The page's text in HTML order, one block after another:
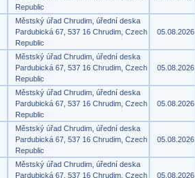
Republic
Městský úřad Chrudim, úřední deska
Pardubická 67, 537 16 Chrudim, Czech
Republic
05.08.2026
Městský úřad Chrudim, úřední deska
Pardubická 67, 537 16 Chrudim, Czech
Republic
05.08.2026
Městský úřad Chrudim, úřední deska
Pardubická 67, 537 16 Chrudim, Czech
Republic
05.08.2026
Městský úřad Chrudim, úřední deska
Pardubická 67, 537 16 Chrudim, Czech
Republic
05.08.2026
Městský úřad Chrudim, úřední deska
Pardubická 67, 537 16 Chrudim, Czech
05.08.2026